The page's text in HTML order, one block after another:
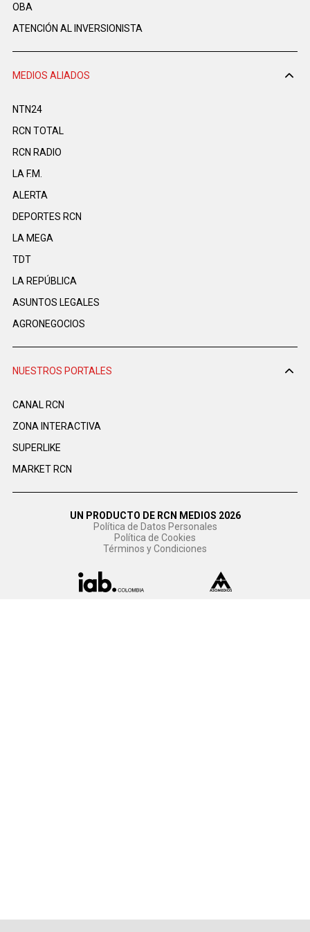
OBA
ATENCIÓN AL INVERSIONISTA
MEDIOS ALIADOS
NTN24
RCN TOTAL
RCN RADIO
LA F.M.
ALERTA
DEPORTES RCN
LA MEGA
TDT
LA REPÚBLICA
ASUNTOS LEGALES
AGRONEGOCIOS
NUESTROS PORTALES
CANAL RCN
ZONA INTERACTIVA
SUPERLIKE
MARKET RCN
UN PRODUCTO DE RCN MEDIOS 2026
Política de Datos Personales
Política de Cookies
Términos y Condiciones